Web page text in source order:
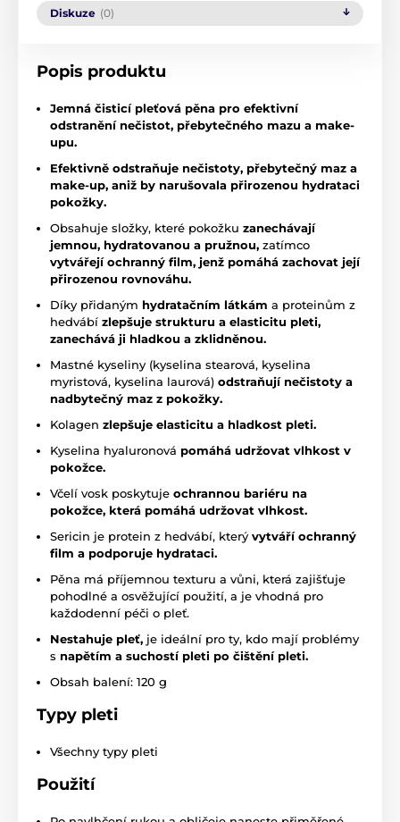
Diskuze (0)
Popis produktu
Jemná čisticí pleťová pěna pro efektivní
odstranění nečistot, přebytečného mazu a make-
upu.
Efektivně odstraňuje nečistoty, přebytečný maz a
make-up, aniž by narušovala přirozenou hydrataci
pokožky.
Obsahuje složky, které pokožku zanechávají
jemnou, hydratovanou a pružnou, zatímco
vytvářejí ochranný film, jenž pomáhá zachovat její
přirozenou rovnováhu.
Díky přidaným hydratačním látkám a proteinům z
hedvábí zlepšuje strukturu a elasticitu pleti,
zanechává ji hladkou a zklidněnou.
Mastné kyseliny (kyselina stearová, kyselina
myristová, kyselina laurová) odstraňují nečistoty a
nadbytečný maz z pokožky.
Kolagen zlepšuje elasticitu a hladkost pleti.
Kyselina hyaluronová pomáhá udržovat vlhkost v
pokožce.
Včelí vosk poskytuje ochrannou bariéru na
pokožce, která pomáhá udržovat vlhkost.
Sericin je protein z hedvábí, který vytváří ochranný
film a podporuje hydrataci.
Pěna má příjemnou texturu a vůni, která zajišťuje
pohodlné a osvěžující použití, a je vhodná pro
každodenní péči o pleť.
Nestahuje pleť, je ideální pro ty, kdo mají problémy
s napětím a suchostí pleti po čištění pleti.
Obsah balení: 120 g
Typy pleti
Všechny typy pleti
Použití